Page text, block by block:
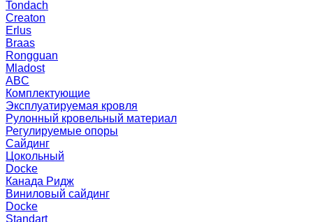
Tondach
Creaton
Erlus
Braas
Rongguan
Mladost
ABC
Комплектующие
Эксплуатируемая кровля
Рулонный кровельный материал
Регулируемые опоры
Сайдинг
Цокольный
Docke
Канада Ридж
Виниловый сайдинг
Docke
Standart